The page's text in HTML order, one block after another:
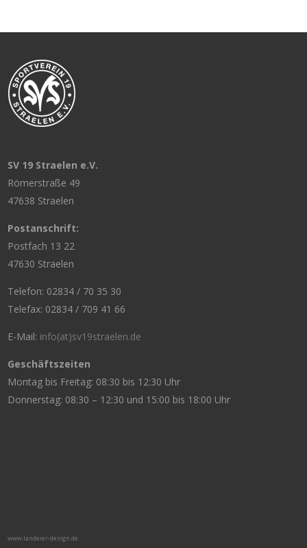
SV 19 Straelen e.V.
Römerstraße 49
47638 Straelen
Postanschrift:
Postfach 13 22
47630 Straelen
Telefon: 02834 / 70 35 30
Telefax: 02834 / 709 41 66
E-Mail: info(at)sv19straelen.de
Geschäftszeiten
Montag bis Freitag: 08:30 bis 12:30 Uhr
Donnerstag: 08:30 – 12:30 und 15:00 bis 18:00 Uhr
www.landeier-design.de